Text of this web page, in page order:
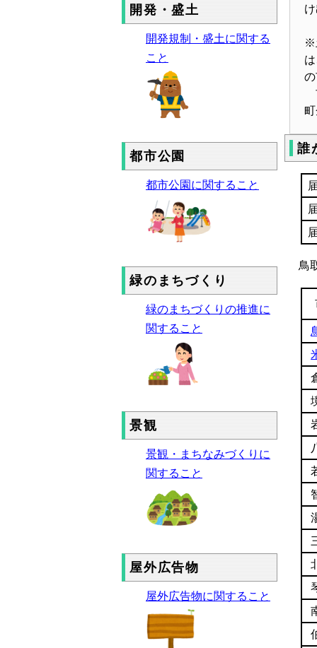
開発・盛土
開発規制・盛土に関する
こと
都市公園
都市公園に関すること
緑のまちづくり
緑のまちづくりの推進に
関すること
景観
景観・まちなみづくりに
関すること
屋外広告物
屋外広告物に関すること
※
誰
鳥